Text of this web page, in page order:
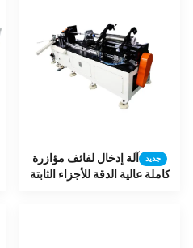
جديد
آلة إدخال لفائف مؤازرة
كاملة عالية الدقة للأجزاء الثابتة